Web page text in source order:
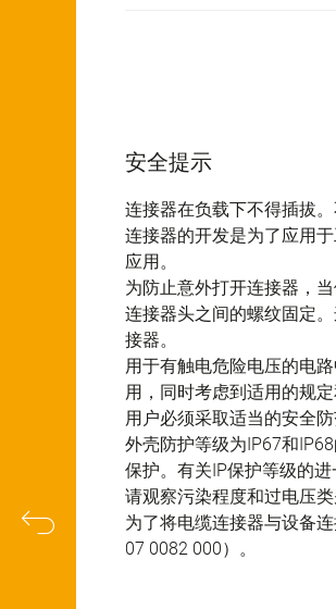
安全提示
连接器在负载下不得插拔
连接器的开发是为了应用
应用。
为防止意外打开连接器，
连接器头之间的螺纹固定。
接器。
用于有触电危险电压的电
用，同时考虑到适用的规定
用户必须采取适当的安全
外壳防护等级为IP67和
保护。有关IP保护等级的进
请观察污染程度和过电压
为了将电缆连接器与设备
07 0082 000）。